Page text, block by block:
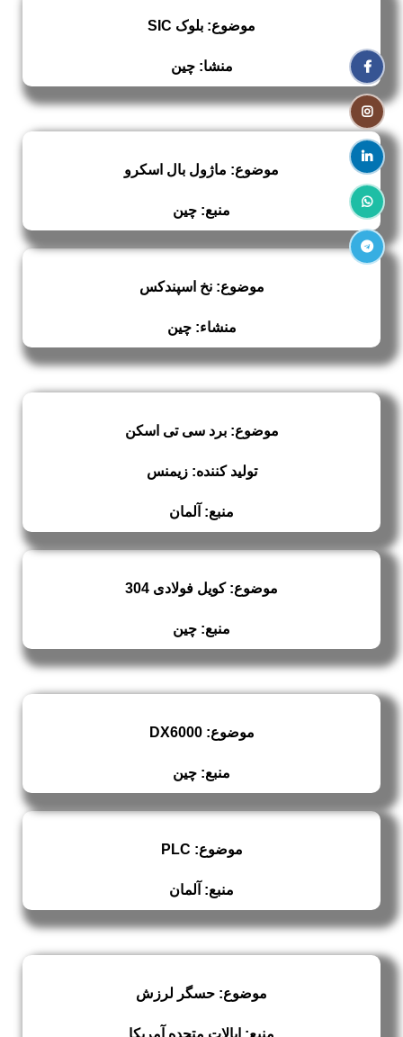
موضوع: بلوک SIC
منشا: چین
موضوع: ماژول بال اسکرو
منبع: چین
موضوع: نخ اسپندکس
منشاء: چین
موضوع: برد سی تی اسکن
تولید کننده: زیمنس
منبع: آلمان
موضوع: کویل فولادی 304
منبع: چین
موضوع: DX6000
منبع: چین
موضوع: PLC
منبع: آلمان
موضوع: حسگر لرزش
منبع: ایالات متحده آمریکا
Facebook
Instagram
linkedin
WhatsApp
Telegram